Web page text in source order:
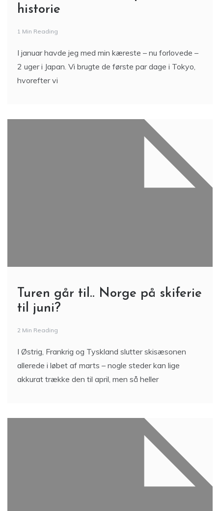
historie
1 Min Reading
I januar havde jeg med min kæreste – nu forlovede –
2 uger i Japan. Vi brugte de første par dage i Tokyo,
hvorefter vi
Turen går til.. Norge på skiferie
til juni?
2 Min Reading
I Østrig, Frankrig og Tyskland slutter skisæsonen
allerede i løbet af marts – nogle steder kan lige
akkurat trække den til april, men så heller